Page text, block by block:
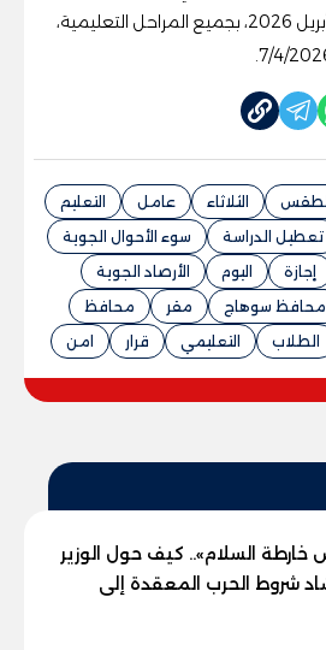
غدًا الخميس الموافق 2 أبريل 2026، بجميع المراحل التعليمية،
الثلاثاء عامل
التعليم
تعطيل الدراسة
سوء الأحوال الجوية
إجازة اليوم
الأرصاد الجوية
محافظ سوهاج مقر
محافظ
الطلاب التعليمي قرار امن
السلام».. كيف حول الوزير
شروط الحرب المعقدة إلى
للانسحاب والإعمار؟